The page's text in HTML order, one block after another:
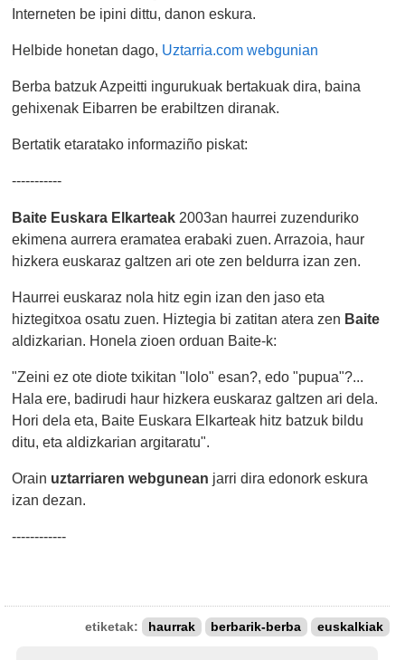
Interneten be ipini dittu, danon eskura.
Helbide honetan dago, Uztarria.com webgunian
Berba batzuk Azpeitti ingurukuak bertakuak dira, baina
gehixenak Eibarren be erabiltzen diranak.
Bertatik etaratako informaziño piskat:
-----------
Baite Euskara Elkarteak 2003an haurrei zuzenduriko
ekimena aurrera eramatea erabaki zuen. Arrazoia, haur
hizkera euskaraz galtzen ari ote zen beldurra izan zen.
Haurrei euskaraz nola hitz egin izan den jaso eta
hiztegitxoa osatu zuen. Hiztegia bi zatitan atera zen Baite
aldizkarian. Honela zioen orduan Baite-k:
"Zeini ez ote diote txikitan "lolo" esan?, edo "pupua"?...
Hala ere, badirudi haur hizkera euskaraz galtzen ari dela.
Hori dela eta, Baite Euskara Elkarteak hitz batzuk bildu
ditu, eta aldizkarian argitaratu".
Orain uztarriaren webgunean jarri dira edonork eskura
izan dezan.
------------
etiketak: haurrak berbarik-berba euskalkiak